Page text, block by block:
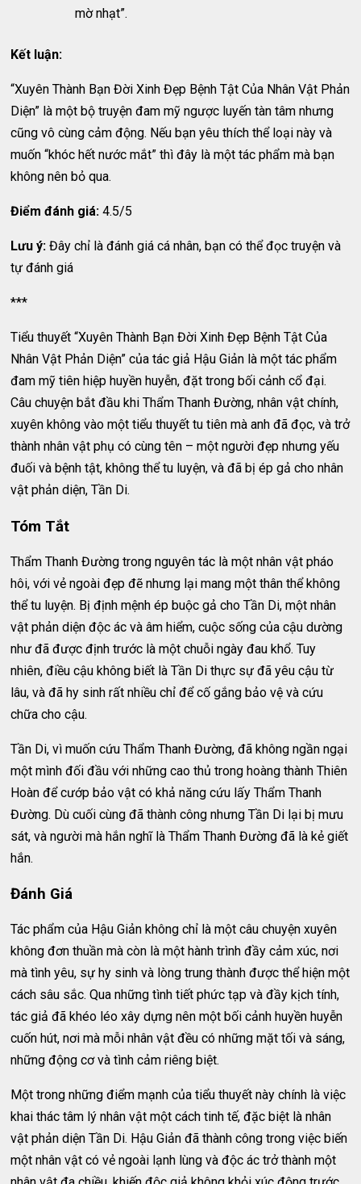
mờ nhạt”.
Kết luận:
“Xuyên Thành Bạn Đời Xinh Đẹp Bệnh Tật Của Nhân Vật Phản
Diện” là một bộ truyện đam mỹ ngược luyến tàn tâm nhưng
cũng vô cùng cảm động. Nếu bạn yêu thích thể loại này và
muốn “khóc hết nước mắt” thì đây là một tác phẩm mà bạn
không nên bỏ qua.
Điểm đánh giá: 4.5/5
Lưu ý: Đây chỉ là đánh giá cá nhân, bạn có thể đọc truyện và
tự đánh giá
***
Tiểu thuyết “Xuyên Thành Bạn Đời Xinh Đẹp Bệnh Tật Của
Nhân Vật Phản Diện” của tác giả Hậu Giản là một tác phẩm
đam mỹ tiên hiệp huyền huyễn, đặt trong bối cảnh cổ đại.
Câu chuyện bắt đầu khi Thẩm Thanh Đường, nhân vật chính,
xuyên không vào một tiểu thuyết tu tiên mà anh đã đọc, và trở
thành nhân vật phụ có cùng tên – một người đẹp nhưng yếu
đuối và bệnh tật, không thể tu luyện, và đã bị ép gả cho nhân
vật phản diện, Tần Di.
Tóm Tắt
Thẩm Thanh Đường trong nguyên tác là một nhân vật pháo
hôi, với vẻ ngoài đẹp đẽ nhưng lại mang một thân thể không
thể tu luyện. Bị định mệnh ép buộc gả cho Tần Di, một nhân
vật phản diện độc ác và âm hiểm, cuộc sống của cậu dường
như đã được định trước là một chuỗi ngày đau khổ. Tuy
nhiên, điều cậu không biết là Tần Di thực sự đã yêu cậu từ
lâu, và đã hy sinh rất nhiều chỉ để cố gắng bảo vệ và cứu
chữa cho cậu.
Tần Di, vì muốn cứu Thẩm Thanh Đường, đã không ngần ngại
một mình đối đầu với những cao thủ trong hoàng thành Thiên
Hoàn để cướp bảo vật có khả năng cứu lấy Thẩm Thanh
Đường. Dù cuối cùng đã thành công nhưng Tần Di lại bị mưu
sát, và người mà hắn nghĩ là Thẩm Thanh Đường đã là kẻ giết
hắn.
Đánh Giá
Tác phẩm của Hậu Giản không chỉ là một câu chuyện xuyên
không đơn thuần mà còn là một hành trình đầy cảm xúc, nơi
mà tình yêu, sự hy sinh và lòng trung thành được thể hiện một
cách sâu sắc. Qua những tình tiết phức tạp và đầy kịch tính,
tác giả đã khéo léo xây dựng nên một bối cảnh huyền huyễn
cuốn hút, nơi mà mỗi nhân vật đều có những mặt tối và sáng,
những động cơ và tình cảm riêng biệt.
Một trong những điểm mạnh của tiểu thuyết này chính là việc
khai thác tâm lý nhân vật một cách tinh tế, đặc biệt là nhân
vật phản diện Tần Di. Hậu Giản đã thành công trong việc biến
một nhân vật có vẻ ngoài lạnh lùng và độc ác trở thành một